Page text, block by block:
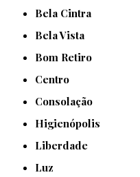
Bela Cintra
Bela Vista
Bom Retiro
Centro
Consolação
Higienópolis
Liberdade
Luz